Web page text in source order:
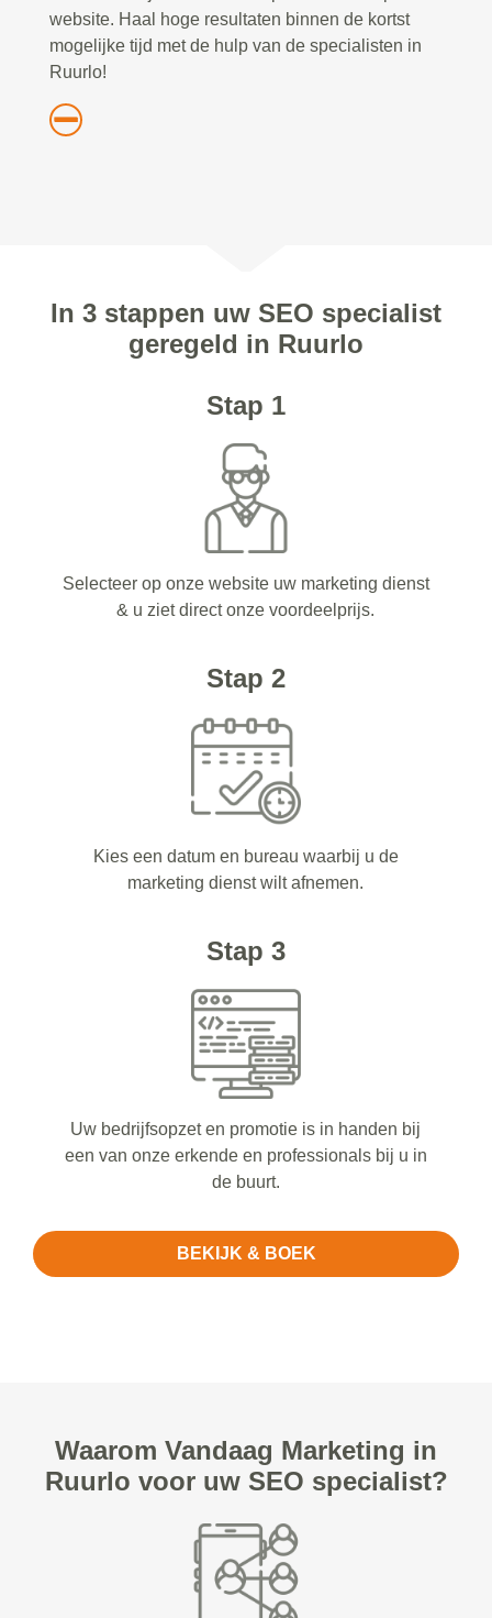
website. Haal hoge resultaten binnen de kortst
mogelijke tijd met de hulp van de specialisten in
Ruurlo!
In 3 stappen uw SEO specialist
geregeld in Ruurlo
Stap 1
Selecteer op onze website uw marketing dienst
& u ziet direct onze voordeelprijs.
Stap 2
Kies een datum en bureau waarbij u de
marketing dienst wilt afnemen.
Stap 3
Uw bedrijfsopzet en promotie is in handen bij
een van onze erkende en professionals bij u in
de buurt.
BEKIJK & BOEK
Waarom Vandaag Marketing in
Ruurlo voor uw SEO specialist?